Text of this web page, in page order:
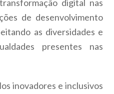
digital nas
de desenvolvimento
as diversidades e
presentes nas
inovadores e inclusivos